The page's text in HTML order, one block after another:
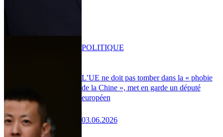
L’UE ne doit pas tomber dans la « phobie
de la Chine », met en garde un député
européen
03.06.2026
POLITIQUE